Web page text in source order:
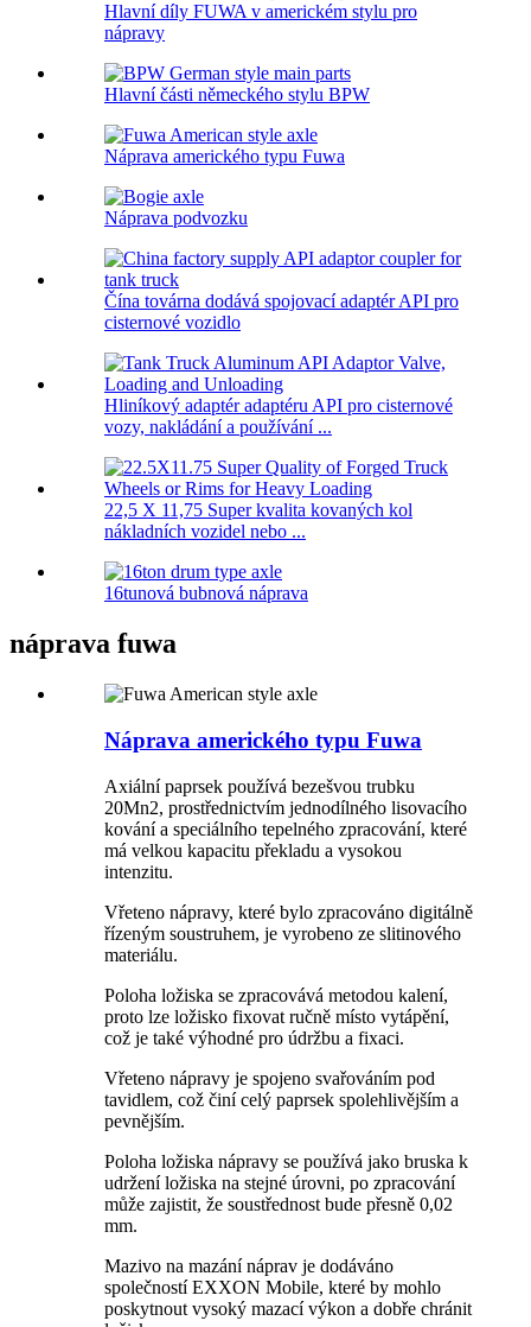
Hlavní díly FUWA v americkém stylu pro
nápravy
Hlavní části německého stylu BPW
Náprava amerického typu Fuwa
Náprava podvozku
Čína továrna dodává spojovací adaptér API pro
cisternové vozidlo
Hliníkový adaptér adaptéru API pro cisternové
vozy, nakládání a používání ...
22,5 X 11,75 Super kvalita kovaných kol
nákladních vozidel nebo ...
16tunová bubnová náprava
náprava fuwa
Náprava amerického typu Fuwa
Axiální paprsek používá bezešvou trubku
20Mn2, prostřednictvím jednodílného lisovacího
kování a speciálního tepelného zpracování, které
má velkou kapacitu překladu a vysokou
intenzitu.
Vřeteno nápravy, které bylo zpracováno digitálně
řízeným soustruhem, je vyrobeno ze slitinového
materiálu.
Poloha ložiska se zpracovává metodou kalení,
proto lze ložisko fixovat ručně místo vytápění,
což je také výhodné pro údržbu a fixaci.
Vřeteno nápravy je spojeno svařováním pod
tavidlem, což činí celý paprsek spolehlivějším a
pevnějším.
Poloha ložiska nápravy se používá jako bruska k
udržení ložiska na stejné úrovni, po zpracování
může zajistit, že soustřednost bude přesně 0,02
mm.
Mazivo na mazání náprav je dodáváno
společností EXXON Mobile, které by mohlo
poskytnout vysoký mazací výkon a dobře chránit